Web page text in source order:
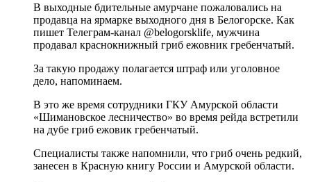
В выходные бдительные амурчане пожаловались на
продавца на ярмарке выходного дня в Белогорске. Как
пишет Телеграм-канал @belogorsklife, мужчина
продавал краснокнижный гриб ежовник гребенчатый.
За такую продажу полагается штраф или уголовное
дело, напоминаем.
В это же время сотрудники ГКУ Амурской области
«Шимановское лесничество» во время рейда встретили
на дубе гриб ежовик гребенчатый.
Специалисты также напомнили, что гриб очень редкий,
занесен в Красную книгу России и Амурской области.